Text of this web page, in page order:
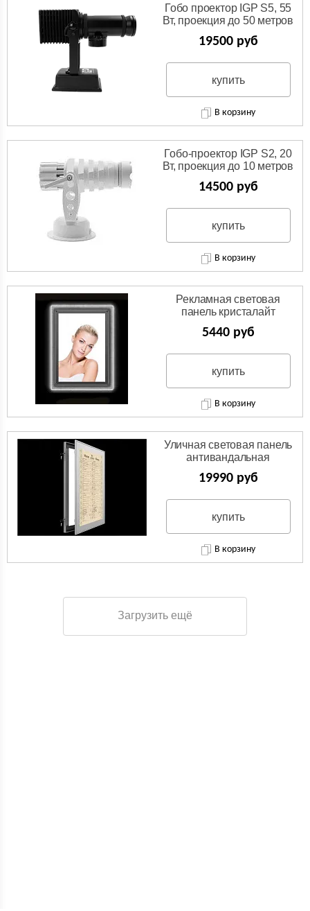
Гобо проектор IGP S5, 55
Вт, проекция до 50 метров
19500 руб
купить
В корзину
Гобо-проектор IGP S2, 20
Вт, проекция до 10 метров
14500 руб
купить
В корзину
Рекламная световая
панель кристалайт
5440 руб
купить
В корзину
Уличная световая панель
антивандальная
19990 руб
купить
В корзину
Загрузить ещё